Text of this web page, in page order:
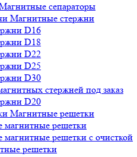
сепараторы
Магнитные стержни
D16
D18
D22
D25
D30
стержней под заказ
D20
Магнитные решетки
магнитные решетки
магнитные решетки с очисткой
решетки